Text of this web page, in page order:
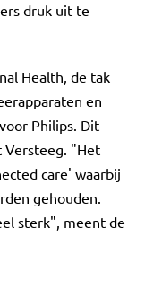
druk uit te
Health, de tak
en
Philips. Dit
Versteeg. "Het
care' waarbij
gehouden.
sterk", meent de